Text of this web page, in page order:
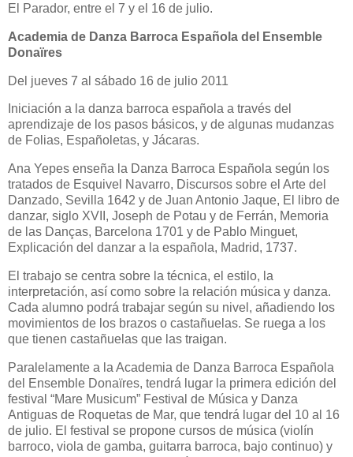
El Parador, entre el 7 y el 16 de julio.
Academia de Danza Barroca Española del Ensemble
Donaïres
Del jueves 7 al sábado 16 de julio 2011
Iniciación a la danza barroca española a través del
aprendizaje de los pasos básicos, y de algunas mudanzas
de Folias, Españoletas, y Jácaras.
Ana Yepes enseña la Danza Barroca Española según los
tratados de Esquivel Navarro, Discursos sobre el Arte del
Danzado, Sevilla 1642 y de Juan Antonio Jaque, El libro de
danzar, siglo XVII, Joseph de Potau y de Ferrán, Memoria
de las Danças, Barcelona 1701 y de Pablo Minguet,
Explicación del danzar a la española, Madrid, 1737.
El trabajo se centra sobre la técnica, el estilo, la
interpretación, así como sobre la relación música y danza.
Cada alumno podrá trabajar según su nivel, añadiendo los
movimientos de los brazos o castañuelas. Se ruega a los
que tienen castañuelas que las traigan.
Paralelamente a la Academia de Danza Barroca Española
del Ensemble Donaïres, tendrá lugar la primera edición del
festival “Mare Musicum” Festival de Música y Danza
Antiguas de Roquetas de Mar, que tendrá lugar del 10 al 16
de julio. El festival se propone cursos de música (violín
barroco, viola de gamba, guitarra barroca, bajo continuo) y